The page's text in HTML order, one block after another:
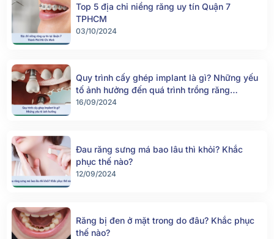
Top 5 địa chỉ niềng răng uy tín Quận 7
TPHCM
03/10/2024
Quy trình cấy ghép implant là gì? Những yếu
tố ảnh hưởng đến quá trình trồng răng
implant
16/09/2024
Đau răng sưng má bao lâu thì khỏi? Khắc
phục thế nào?
12/09/2024
Răng bị đen ở mặt trong do đâu? Khắc phục
thế nào?